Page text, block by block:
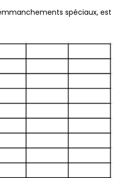
spéciaux, est